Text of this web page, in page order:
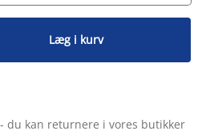
Læg i kurv
du kan returnere i vores butikker